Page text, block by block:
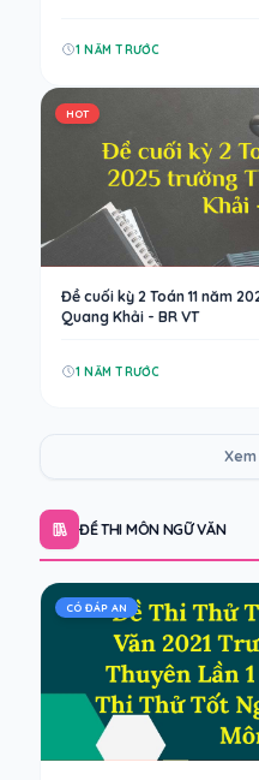
1 NĂM TRƯỚC
HOT
Đề cuối kỳ 2 Toán 11 năm
Quang Khải - BR VT
1 NĂM TRƯỚC
ĐỀ THI MÔN NGỮ VĂN
CÓ ĐÁP AN